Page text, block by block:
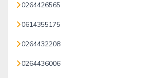
0264426565
0614355175
0264432208
0264436006